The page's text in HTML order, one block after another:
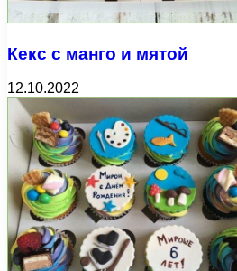
Кекс с манго и мятой
12.10.2022